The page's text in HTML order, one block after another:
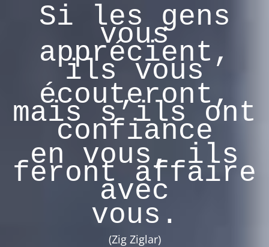
Si les gens
vous
apprécient,
ils vous
écouteront,
mais s’ils ont
confiance
en vous, ils
feront affaire
avec
vous.
(Zig Ziglar)